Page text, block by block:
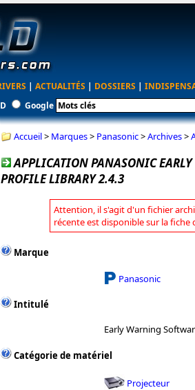
| ACTUALITÉS | DOSSIERS |
Google
Accueil> Marques> Panasonic>Archives>
APPLICATION PANASONIC
PROFILE LIBRARY 2.4.3
Attention, il s'agit d'un fichier
récente est disponible sur la fiche
Marque
Panasonic
Intitulé
Early Warning
Catégorie de matériel
Projecteur